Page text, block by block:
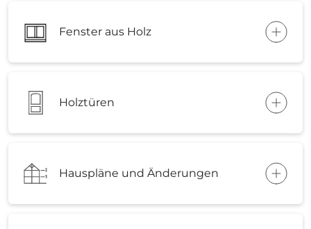
Fenster aus Holz
Holztüren
Hauspläne und Änderungen